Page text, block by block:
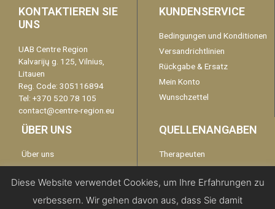
KONTAKTIEREN SIE
UNS
UAB Centre Region
Kalvarijų g. 125, Vilnius,
Litauen
Reg. Code: 305116894
Tel: +370 520 78 105
contact@centre-region.eu
KUNDENSERVICE
Bedingungen und Konditionen
Versandrichtlinien
Rückgabe & Ersatz
Mein Konto
Wunschzettel
ÜBER UNS
Über uns
Garantie
Disclaimer
Datenschutzerklärung
QUELLENANGABEN
Therapeuten
kontaktieren Sie uns
Diese Website verwendet Cookies, um Ihre Erfahrungen zu
verbessern. Wir gehen davon aus, dass Sie damit